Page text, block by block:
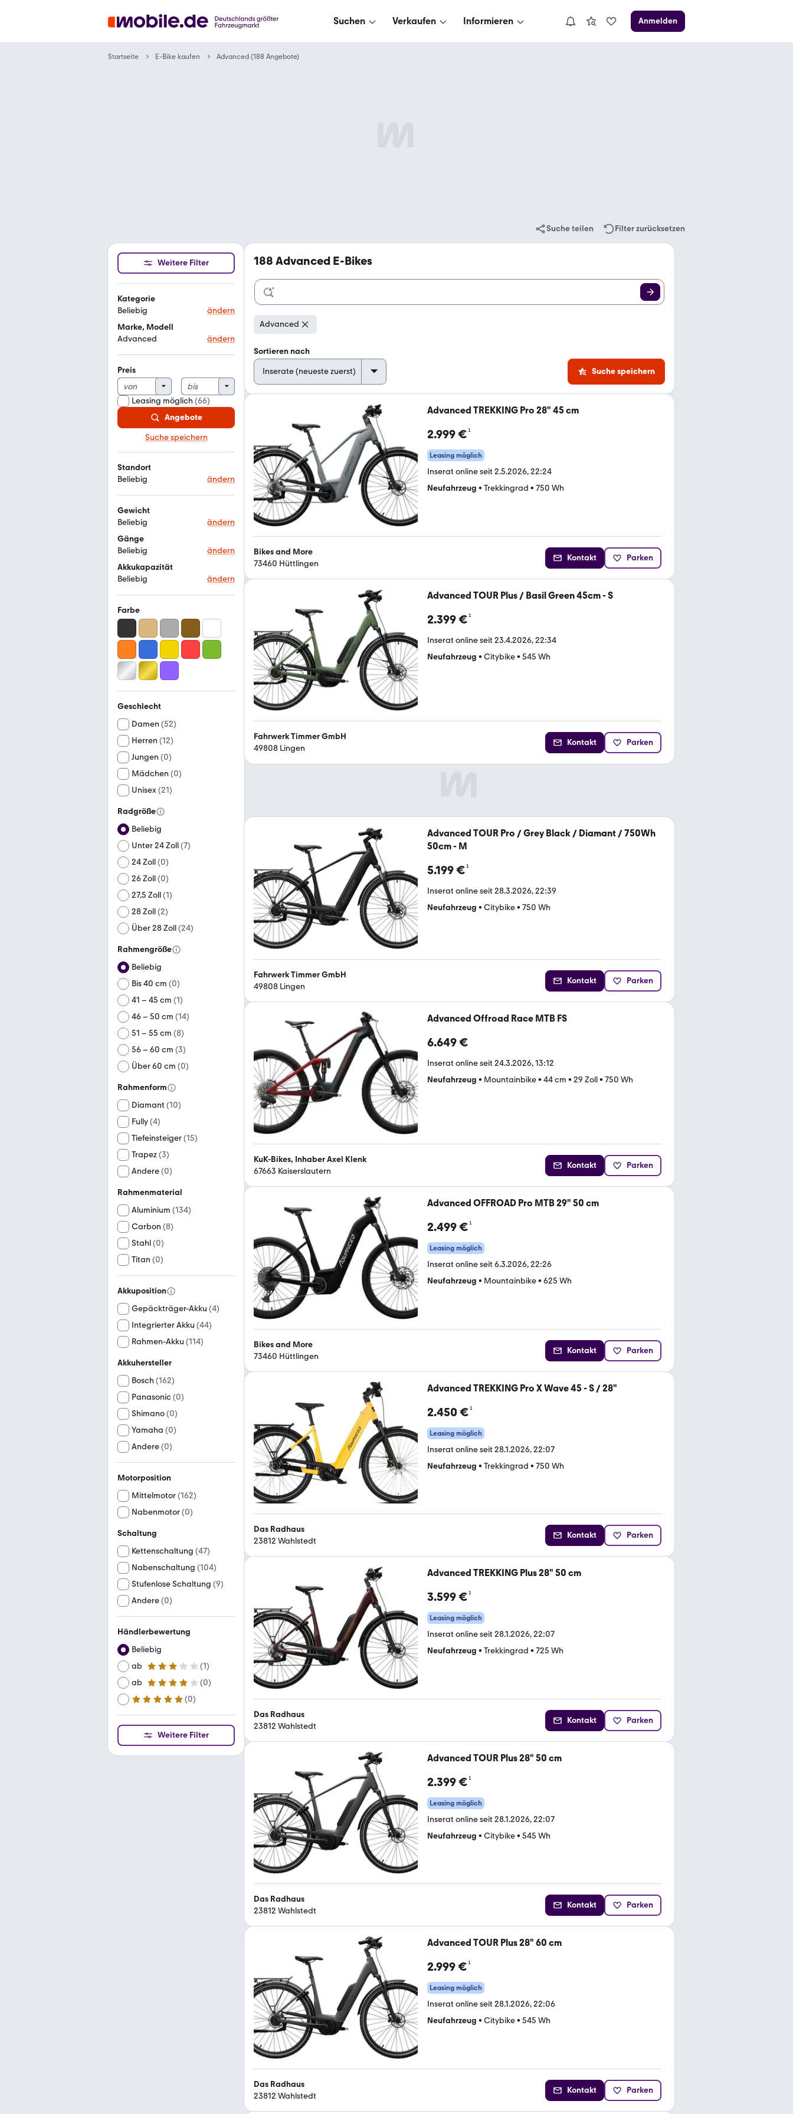
Suchen Verkaufen Informieren Anmelden
Startseite E-Bike kaufen Advanced (188 Angebote)
Suche teilen Filter zurücksetzen
Weitere Filter
Kategorie
Beliebig
ändern
Marke, Modell
Advanced
ändern
Preis
Leasing möglich (66)
Angebote
Suche speichern
Standort
Beliebig
ändern
Gewicht
Beliebig
ändern
Gänge
Beliebig
ändern
Akkukapazität
Beliebig
ändern
Farbe
Geschlecht
Damen (52)
Herren (12)
Jungen (0)
Mädchen (0)
Unisex(21)
Radgröße
Beliebig
Unter 24 Zoll(7)
24 Zoll(0)
26 Zoll(0)
27,5 Zoll(1)
28 Zoll(2)
Über 28 Zoll(24)
Rahmengröße
Beliebig
Bis 40 cm (0)
41 – 45 cm (1)
46 – 50 cm (14)
51 – 55 cm (8)
56 – 60 cm (3)
Über 60 cm (0)
Rahmenform
Diamant (10)
Fully(4)
Tiefeinsteiger(15)
Trapez(3)
Andere(0)
Rahmenmaterial
Aluminium (134)
Carbon (8)
Stahl(0)
Titan (0)
Akkuposition
Gepäckträger-Akku (4)
Integrierter Akku (44)
Rahmen-Akku (114)
Akkuhersteller
Bosch (162)
Panasonic(0)
Shimano(0)
Yamaha (0)
Andere(0)
Motorposition
Mittelmotor(162)
Nabenmotor(0)
Schaltung
Kettenschaltung (47)
Nabenschaltung (104)
Stufenlose Schaltung (9)
Andere(0)
Händlerbewertung
Beliebig
ab
3 Sterne (1)
ab
4 Sterne (0)
ab
5 Sterne (0)
Weitere Filter
188 Advanced E-Bikes
Advanced
Sortieren nach
Suche speichern
Advanced TREKKING Pro 28" 45 cm
2.999 €¹
Leasing möglich
Inserat online seit 2.5.2026, 22:24
Neufahrzeug • Trekkingrad • 750 Wh
Bikes and More
73460 Hüttlingen
Kontakt Parken
Advanced TOUR Plus / Basil Green 45cm - S
2.399 €¹
Inserat online seit 23.4.2026, 22:34
Neufahrzeug • Citybike• 545 Wh
Fahrwerk Timmer GmbH
49808 Lingen
Kontakt Parken
Advanced TOUR Pro / Grey Black / Diamant / 750Wh
50cm - M
5.199 €¹
Inserat online seit 28.3.2026, 22:39
Neufahrzeug • Citybike• 750 Wh
Fahrwerk Timmer GmbH
49808 Lingen
Kontakt Parken
Advanced Offroad Race MTB FS
6.649 €
Inserat online seit 24.3.2026, 13:12
Neufahrzeug • Mountainbike• 44 cm • 29 Zoll• 750 Wh
KuK-Bikes, Inhaber Axel Klenk
67663 Kaiserslautern
Kontakt Parken
Advanced OFFROAD Pro MTB 29" 50 cm
2.499 €¹
Leasing möglich
Inserat online seit 6.3.2026, 22:26
Neufahrzeug • Mountainbike• 625 Wh
Bikes and More
73460 Hüttlingen
Kontakt Parken
Advanced TREKKING Pro X Wave 45 - S / 28"
2.450 €¹
Leasing möglich
Inserat online seit 28.1.2026, 22:07
Neufahrzeug • Trekkingrad • 750 Wh
Das Radhaus
23812 Wahlstedt
Kontakt Parken
Advanced TREKKING Plus 28" 50 cm
3.599 €¹
Leasing möglich
Inserat online seit 28.1.2026, 22:07
Neufahrzeug • Trekkingrad • 725 Wh
Das Radhaus
23812 Wahlstedt
Kontakt Parken
Advanced TOUR Plus 28" 50 cm
2.399 €¹
Leasing möglich
Inserat online seit 28.1.2026, 22:07
Neufahrzeug • Citybike• 545 Wh
Das Radhaus
23812 Wahlstedt
Kontakt Parken
Advanced TOUR Plus 28" 60 cm
2.999 €¹
Leasing möglich
Inserat online seit 28.1.2026, 22:06
Neufahrzeug • Citybike• 545 Wh
Das Radhaus
23812 Wahlstedt
Kontakt Parken